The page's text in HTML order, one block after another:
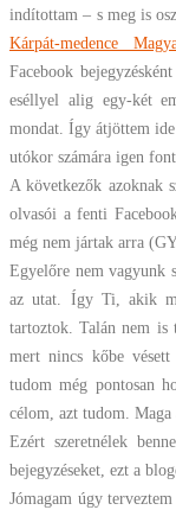
indítottam – s meg is
Kárpát-medence
Facebook
eséllyel alig egy-két
mondat. Így átjöttem
utókor számára igen
A következők azoknak
olvasói a fenti
még nem jártak arra
Egyelőre nem vagyunk
az utat. Így Ti, akik
tartoztok. Talán nem is
mert nincs kőbe
tudom még pontosan
célom, azt tudom. Maga
Ezért szeretnélek
bejegyzéseket, ezt a
Jómagam úgy